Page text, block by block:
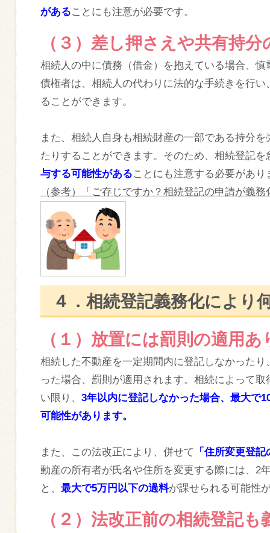
があることにも注意が必要です。
（３）差し押さえや共有持
相続人の中に債務（借金）を抱えている場合、
債権者は、相続人の代わりに法的な手続きを行
ることができます。
また、相続人自身も相続財産の一部である持分
たりすることができます。そのため、相続登記を
与する可能性があることにも注意する必要があり
（参考）「ご存じですか？相続登記の申請が義
４．相続登記義務化により
（１）放置には罰則の適用あ
相続した不動産を一定期間内に登記しなかった
った場合、罰則が適用されます。相続によって
い限り、 3年以内に登記しなかった場合、最大で
可能性があります。
また、この法改正により、併せて
「住所変更登
動産の所有者が氏名や住所を変更する際には、2
と、 最大で5万円以下の過料が課せられる可能性
（２）法改正前の相続登記も